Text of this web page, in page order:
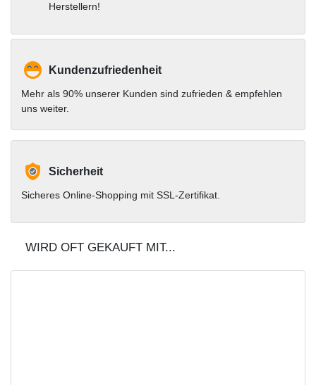
Herstellern!
Kundenzufriedenheit
Mehr als 90% unserer Kunden sind zufrieden & empfehlen
uns weiter.
Sicherheit
Sicheres Online-Shopping mit SSL-Zertifikat.
WIRD OFT GEKAUFT MIT...